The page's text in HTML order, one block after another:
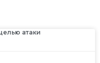
атаки